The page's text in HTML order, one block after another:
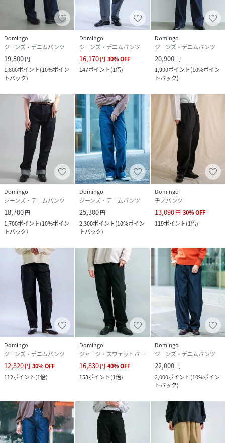
性別タイプ
原産国
素材 コットン100%
サイズ SS、S、M、L
(14-0246B-285-285-SS JJ5521
Domingo
ジーンズ・デニムパンツ
19,800円
1,800ポイント(10%ポイン
トバック)
Domingo
ジーンズ・デニムパンツ
16,170円 30%OFF
147ポイント(1倍)
Domingo
ジーンズ・デニムパンツ
20,900円
1,900ポイント(10%ポイン
トバック)
Domingo
ジーンズ・デニムパンツ
18,700円
1,700ポイント(10%ポイン
トバック)
Domingo
ジーンズ・デニムパンツ
25,300円
2,300ポイント(10%ポイン
トバック)
Domingo
チノパンツ
13,090円 30%OFF
119ポイント(1倍)
Domingo
ジーンズ・デニムパンツ
12,320円 30%OFF
112ポイント(1倍)
Domingo
ジャージ・スウェットパンツ
16,830円 40%OFF
153ポイント(1倍)
Domingo
ジーンズ・デニムパンツ
22,000円
2,000ポイント(10%ポイン
トバック)